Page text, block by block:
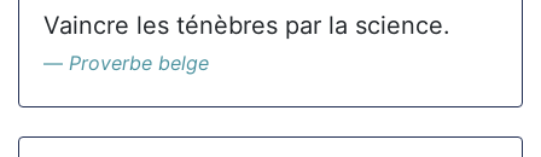
Vaincre les ténèbres par la science.
Proverbe belge